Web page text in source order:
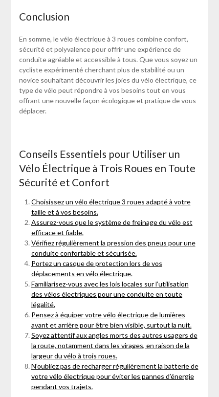
Conclusion
En somme, le vélo électrique à 3 roues combine confort,
sécurité et polyvalence pour offrir une expérience de
conduite agréable et accessible à tous. Que vous soyez un
cycliste expérimenté cherchant plus de stabilité ou un
novice souhaitant découvrir les joies du vélo électrique, ce
type de vélo peut répondre à vos besoins tout en vous
offrant une nouvelle façon écologique et pratique de vous
déplacer.
Conseils Essentiels pour Utiliser un
Vélo Électrique à Trois Roues en Toute
Sécurité et Confort
Choisissez un vélo électrique 3 roues adapté à votre
taille et à vos besoins.
Assurez-vous que le système de freinage du vélo est
efficace et fiable.
Vérifiez régulièrement la pression des pneus pour une
conduite confortable et sécurisée.
Portez un casque de protection lors de vos
déplacements en vélo électrique.
Familiarisez-vous avec les lois locales sur l’utilisation
des vélos électriques pour une conduite en toute
légalité.
Pensez à équiper votre vélo électrique de lumières
avant et arrière pour être bien visible, surtout la nuit.
Soyez attentif aux angles morts des autres usagers de
la route, notamment dans les virages, en raison de la
largeur du vélo à trois roues.
N’oubliez pas de recharger régulièrement la batterie de
votre vélo électrique pour éviter les pannes d’énergie
pendant vos trajets.